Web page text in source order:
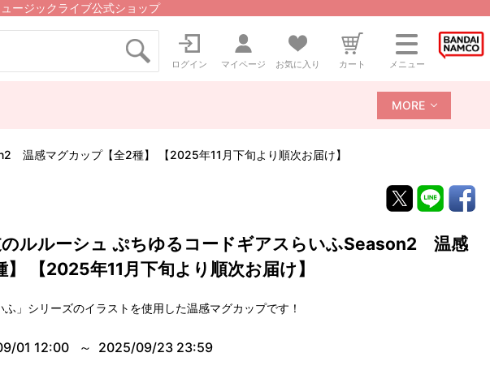
ージックライブ公式ショップ
ログイン マイページ お気に入り カート メニュー
MORE
温感マグカップ【全2種】 【2025年11月下旬より順次お届け】
のルルーシュ ぷちゆるコードギアスらいふSeason2 温感
【2025年11月下旬より順次お届け】
ふ」シリーズのイラストを使用した温感マグカップです！
01 12:00 2025/09/23 23:59